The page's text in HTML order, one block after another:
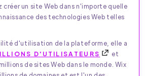
créer un site Web dans n'importe quelle
des technologies Web telles
d'utilisation de la plateforme, elle a
D'UTILISATEURS
et
de sites Web dans le monde. Wix